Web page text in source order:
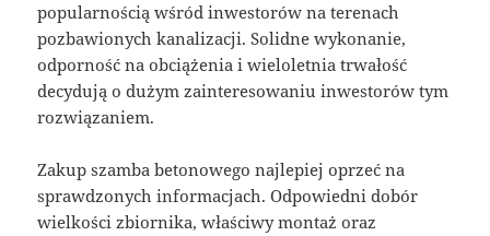
popularnością wśród inwestorów na terenach
pozbawionych kanalizacji. Solidne wykonanie,
odporność na obciążenia i wieloletnia trwałość
decydują o dużym zainteresowaniu inwestorów tym
rozwiązaniem.
Zakup szamba betonowego najlepiej oprzeć na
sprawdzonych informacjach. Odpowiedni dobór
wielkości zbiornika, właściwy montaż oraz